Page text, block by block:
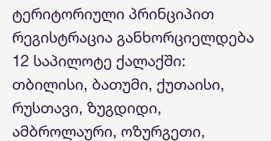
ტერიტორიული პრინციპით
რეგისტრაცია განხორციელდება
12 საპილოტე ქალაქში:
თბილისი, ბათუმი, ქუთაისი,
რუსთავი, ზუგდიდი,
ამბროლაური, ოზურგეთი,